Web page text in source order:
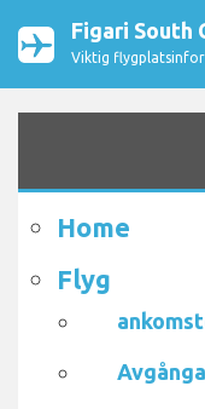
Figari South
Viktig
Home
Flyg